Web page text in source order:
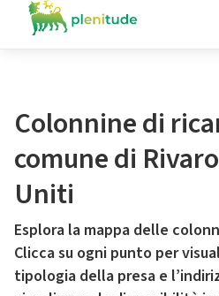
Colonnine di
comune di
Uniti
Esplora la mappa delle
Clicca su ogni punto per
tipologia della presa e